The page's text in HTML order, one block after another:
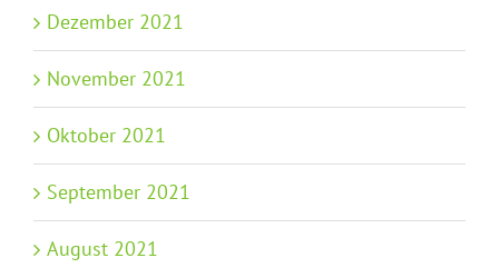
Dezember 2021
November 2021
Oktober 2021
September 2021
August 2021